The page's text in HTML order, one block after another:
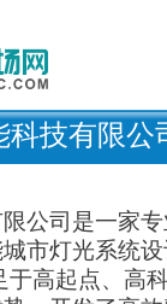
科技有限公
公司是一家
市灯光系统
于高起点、高